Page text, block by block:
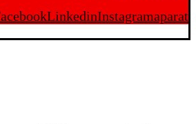
LinkedinInstagramaparat